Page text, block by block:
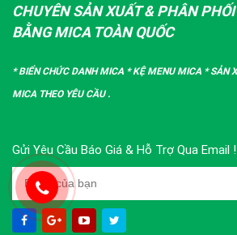
CHUYÊN SẢN XUẤT & PHÂN
BẰNG MICA TOÀN QUỐC
*BIỂN CHỨC DANH MICA *KỆ MENU MICA *SẢN
MICA THEO YÊU CẦU.
Gửi Yêu Cầu Báo Giá & Hỗ Trợ Qua Email !